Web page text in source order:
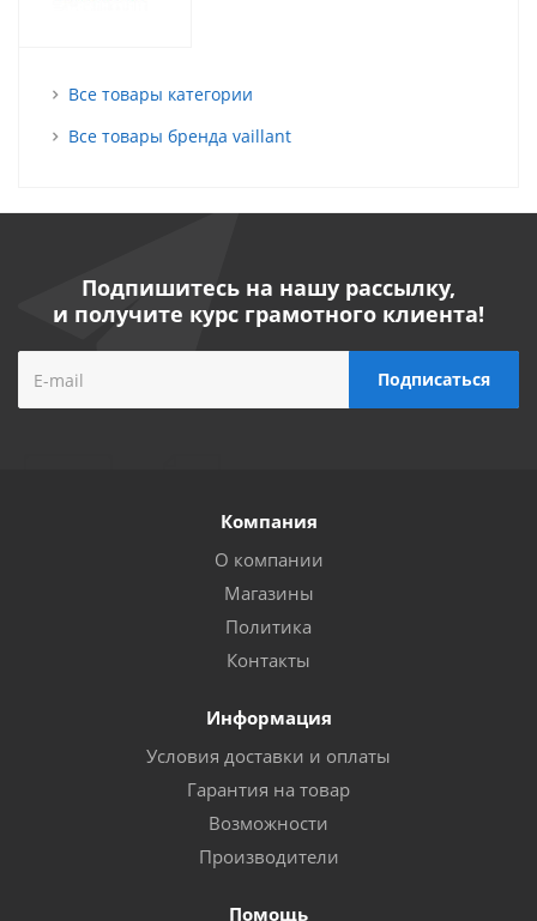
Все товары категории
Все товары бренда vaillant
Подпишитесь на нашу рассылку,
и получите курс грамотного клиента!
Компания
О компании
Магазины
Политика
Контакты
Информация
Условия доставки и оплаты
Гарантия на товар
Возможности
Производители
Помощь